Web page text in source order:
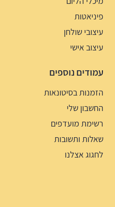
פיניאטות
עיצובי שולחן
עיצוב אישי
עמודים נוספים
הזמנות בסיטונאות
החשבון שלי
רשימת מועדפים
שאלות ותשובות
לחגוג אצלנו